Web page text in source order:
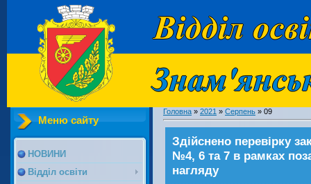
Меню сайту
НОВИНИ
Відділ освіти
Головна » 2021 » Серпень » 09
Здійснено перевірку
№4, 6 та 7 в рамках
нагляду